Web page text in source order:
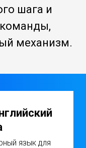
шага и
механизм.
язык для